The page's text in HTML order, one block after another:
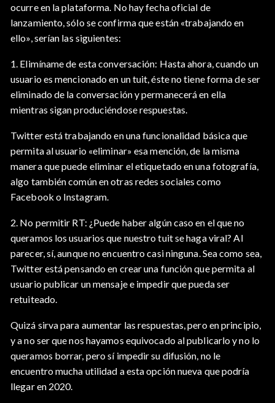
ocurre en la plataforma. No hay fecha oficial de
lanzamiento, sólo se confirma que están «trabajando en
ello», serían las siguientes:
1. Elimíname de esta conversación: Hasta ahora, cuando un
usuario es mencionado en un tuit, éste no tiene forma de ser
eliminado de la conversación y permanecerá en ella
mientras sigan produciéndose respuestas.
Twitter está trabajando en una funcionalidad básica que
permita al usuario «eliminar» esa mención, de la misma
manera que puede eliminar el etiquetado en una fotografía,
algo también común en otras redes sociales como
Facebook o Instagram.
2. No permitir RT: ¿Puede haber algún caso en el que no
queramos los usuarios que nuestro tuit se haga viral? Al
parecer, sí, aunque no encuentro casi ninguna. Sea como sea,
Twitter está pensando en crear una función que permita al
usuario publicar un mensaje e impedir que pueda ser
retuiteado.
Quizá sirva para aumentar las respuestas, pero en principio,
y a no ser que nos hayamos equivocado al publicarlo y no lo
queramos borrar, pero sí impedir su difusión, no le
encuentro mucha utilidad a esta opción nueva que podría
llegar en 2020.